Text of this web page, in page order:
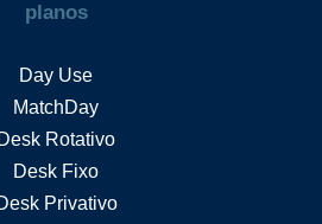
planos
Day Use
MatchDay
Desk Rotativo
Desk Fixo
Privativo